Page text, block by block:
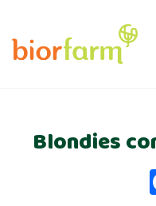
Blondies